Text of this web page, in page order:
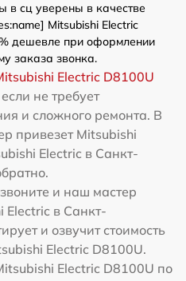
сц уверены в качестве
Mitsubishi Electric
дешевле при оформлении
заказа звонка.
Electric D8100U
не требует
и сложного ремонта. В
привезет Mitsubishi
Electric в Санкт-
и наш мастер
Electric в Санкт-
и озвучит стоимость
Electric D8100U.
Electric D8100U по